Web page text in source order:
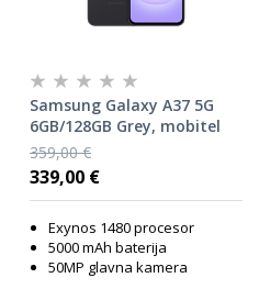
Samsung Galaxy A37 5G
6GB/128GB Grey, mobitel
359,00 €
339,00 €
Exynos 1480 procesor
5000 mAh baterija
50MP glavna kamera